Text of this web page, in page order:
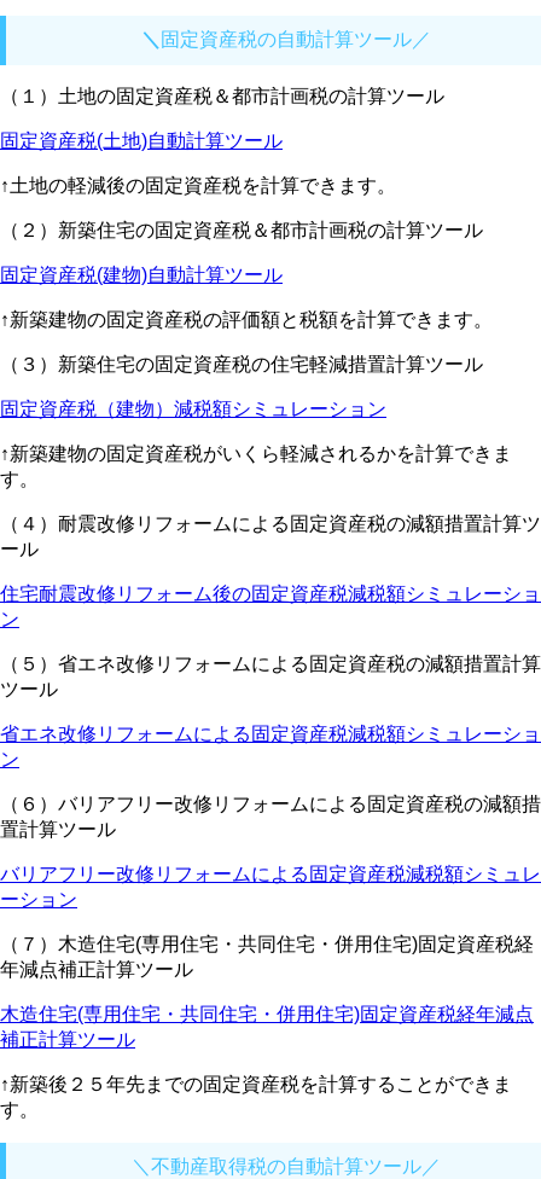
＼ 固定資産税の自動計算ツール／
（１）土地の固定資産税＆都市計画税の計算ツール
固定資産税(土地)自動計算ツール
↑土地の軽減後の固定資産税を計算できます。
（２）新築住宅の固定資産税＆都市計画税の計算ツール
固定資産税(建物)自動計算ツール
↑新築建物の固定資産税の評価額と税額を計算できます。
（３）新築住宅の固定資産税の住宅軽減措置計算ツール
固定資産税（建物）減税額シミュレーション
↑新築建物の固定資産税がいくら軽減されるかを計算できま
す。
（４）耐震改修リフォームによる固定資産税の減額措置計算ツ
ール
住宅耐震改修リフォーム後の固定資産税減税額シミュレーショ
ン
（５）省エネ改修リフォームによる固定資産税の減額措置計算
ツール
省エネ改修リフォームによる固定資産税減税額シミュレーショ
ン
（６）バリアフリー改修リフォームによる固定資産税の減額措
置計算ツール
バリアフリー改修リフォームによる固定資産税減税額シミュレ
ーション
（７）木造住宅(専用住宅・共同住宅・併用住宅)固定資産税経
年減点補正計算ツール
木造住宅(専用住宅・共同住宅・併用住宅)固定資産税経年減点
補正計算ツール
↑新築後２５年先までの固定資産税を計算することができま
す。
＼不動産取得税の自動計算ツール／